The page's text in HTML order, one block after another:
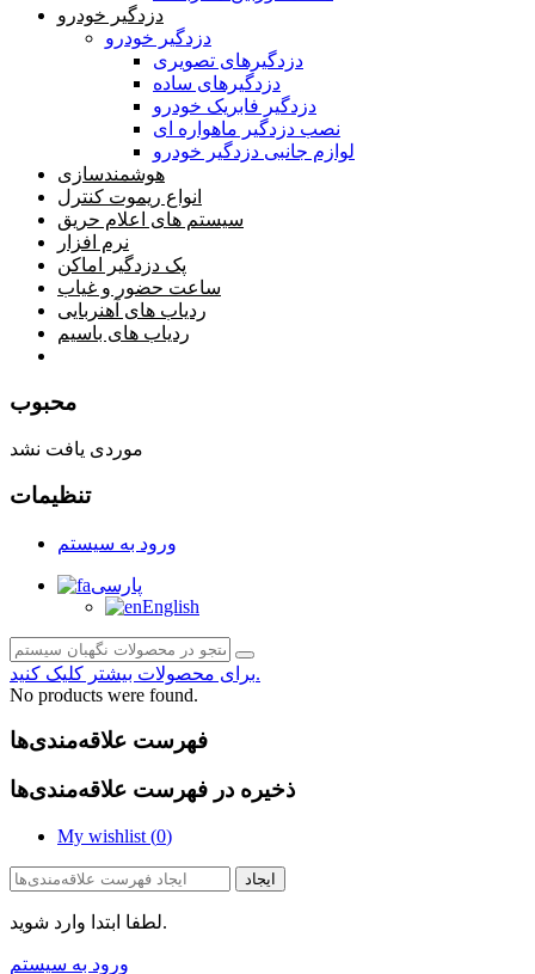
دزدگیر خودرو
دزدگیر خودرو
دزدگیرهای تصویری
دزدگیرهای ساده
دزدگیر فابریک خودرو
نصب دزدگیر ماهواره ای
لوازم جانبی دزدگیر خودرو
هوشمندسازی
انواع ریموت کنترل
سیستم های اعلام حریق
نرم افزار
پک دزدگیر اماکن
ساعت حضور و غیاب
ردیاب های آهنربایی
ردیاب های باسیم
محبوب
موردی یافت نشد
تنظیمات
ورود به سیستم
پارسی
English
برای محصولات بیشتر کلیک کنید.
No products were found.
فهرست علاقه‌مندی‌ها
ذخیره در فهرست علاقه‌مندی‌ها
My wishlist (0)
ایجاد
لطفا ابتدا وارد شوید.
ورود به سیستم